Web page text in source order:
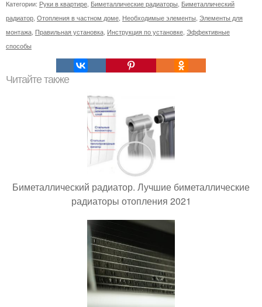
Категории: Руки в квартире Биметаллические радиаторы Биметаллический
радиатор Отопления в частном доме Необходимые элементы Элементы для
монтажа Правильная установка Инструкция по установке Эффективные
способы
Читайте также
Биметаллический радиатор. Лучшие биметаллические
радиаторы отопления 2021